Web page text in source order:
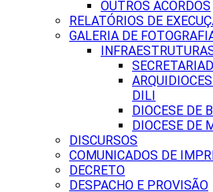
OUTROS ACORDOS
RELATÓRIOS DE
GALERIA DE
DILI
DIOCESE DE
DIOCESE DE
DISCURSOS
COMUNICADOS DE
DECRETO
DESPACHO E PROVISÃO